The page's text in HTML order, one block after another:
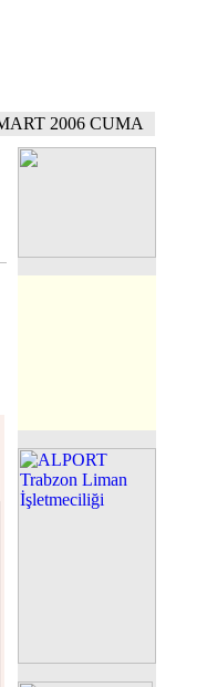
2006 CUMA